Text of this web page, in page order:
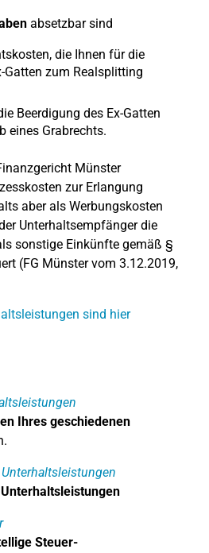
absetzbar sind
die Ihnen für die
zum Realsplitting
Beerdigung des Ex-Gatten
eines Grabrechts.
Münster
zur Erlangung
aber als Werbungskosten
Unterhaltsempfänger die
sonstige Einkünfte gemäß §
(FG Münster vom 3.12.2019,
sind hier
Ihres geschiedenen
Steuer-